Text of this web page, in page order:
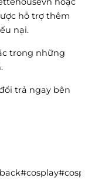
hỗ trợ thêm
nại.
trong những
trả ngay bên